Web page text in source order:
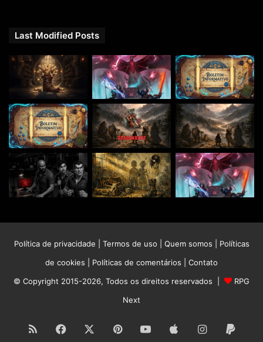
Last Modified Posts
Política de privacidade Termos de uso Quem somos
Políticas
de cookies
Políticas de comentários
Contato
© Copyright 2015-2026, Todos os direitos reservados |
RPG
Next
RSS Facebook PinterestYouTubeAppleInstagram